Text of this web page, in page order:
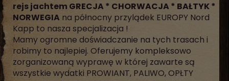
rejs jachtem GRECJA * CHORWACJA * BAŁTYK *
NORWEGIA na północny przylądek EUROPY Nord
Kapp to nasza specjalizacja !
Mamy ogromne doświadczanie na tych trasach i
robimy to najlepiej. Oferujemy kompleksowo
zorganizowaną wyprawę w której zawarte są
wszystkie wydatki PROWIANT, PALIWO, OPŁTY